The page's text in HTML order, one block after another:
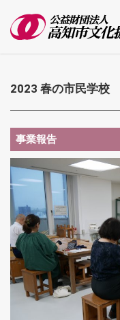
2023 春の市民学校
事業報告